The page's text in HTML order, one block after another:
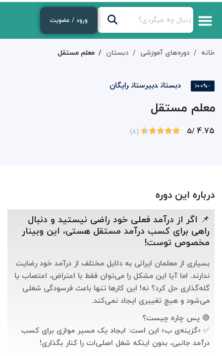
ورود / عضویت
خانه دوره‌های آموزشی دبستان معلم مستقل
-100% دبستان دبیرستان رایگان
معلم مستقل
4.75
/5
(8)
درباره این دوره
📌 اگر از درآمد فعلی خود راضی نیستید و دنبال
راهی برای کسب درآمد مستقل هستی، این وبینار
مخصوص توست!
بسیاری از معلمان ایرانی به دلایل مختلف از درآمد خود رضایت
ندارند. اما آیا این مشکل را می‌توان فقط با اعتراض، اعتصاب یا
گله‌گذاری حل کرد؟ نه! این کارها تنها باعث فرسودگی شغلی
می‌شود و هیچ تغییری ایجاد نمی‌کند.
🔴 پس چاره چیست؟
✅ «گزینه‌ی ب» این است: ایجاد یک مسیر موازی برای کسب
درآمد جانبی، بدون اینکه شغل اصلی‌ات را کنار بگذاری!